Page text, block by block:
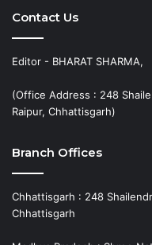
Contact Us
Editor - BHARAT SHARMA,
(Office Address : 248
Raipur, Chhattisgarh)
Branch Offices
Chhattisgarh : 248
Chhattisgarh